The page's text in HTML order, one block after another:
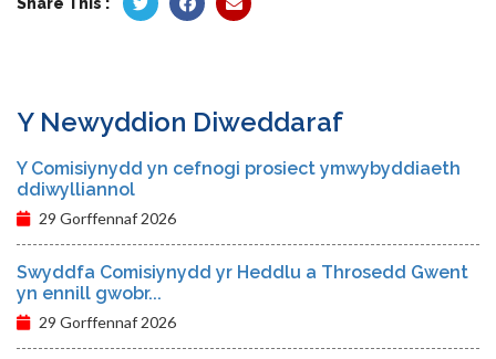
Share This :
Y Newyddion Diweddaraf
Y Comisiynydd yn cefnogi prosiect ymwybyddiaeth
ddiwylliannol
29 Gorffennaf 2026
Swyddfa Comisiynydd yr Heddlu a Throsedd Gwent
yn ennill gwobr...
29 Gorffennaf 2026